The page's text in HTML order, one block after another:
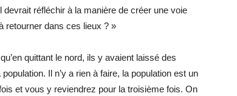
réfléchir à la manière de créer une voie
retourner dans ces lieux ? »
quittant le nord, ils y avaient laissé des
Il n’y a rien à faire, la population est un
et vous y reviendrez pour la troisième fois. On